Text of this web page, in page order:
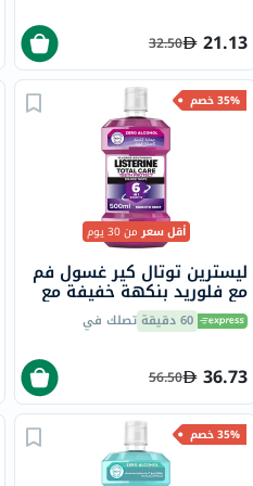
21.13
32.50
35% خصم
أقل سعرمن 30 يوم
ليسترين توتال كير غسول فم
مع فلوريد بنكهة خفيفة مع
تركيبة خالية من الكحول 500
مل 60 دقيقة تصلك في
36.73
56.50
35% خصم